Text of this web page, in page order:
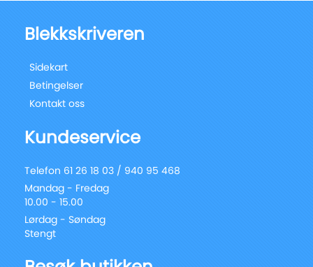
Blekkskriveren
Sidekart
Betingelser
Kontakt oss
Kundeservice
Telefon 61 26 18 03 / 940 95 468
Mandag - Fredag
10.00 - 15.00
Lørdag - Søndag
Stengt